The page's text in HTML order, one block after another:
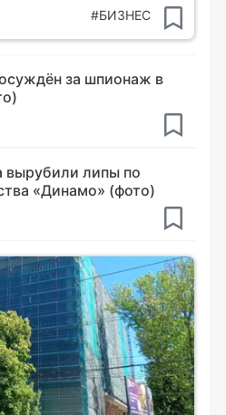
#БИЗНЕС
за шпионаж в
вырубили липы по
«Динамо» (фото)